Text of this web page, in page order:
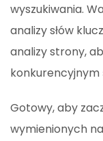
wyszukiwania.
analizy słów
analizy strony,
Gotowy, aby
wymienionych